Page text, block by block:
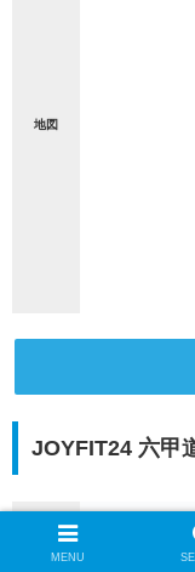
地図
JOYFIT24 六甲
所在地
〒657-0027
兵庫県神戸市灘区
最寄駅 JR六甲道駅 徒歩2分
MENU